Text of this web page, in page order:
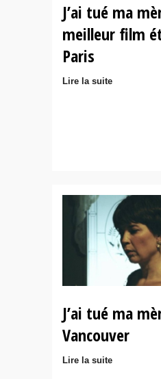
J’ai tué ma
meilleur film
Paris
Lire la suite
J’ai tué ma
Vancouver
Lire la suite